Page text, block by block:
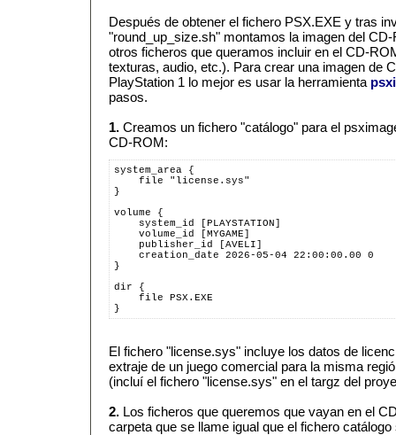
Después de obtener el fichero PSX.EXE y tras
"round_up_size.sh" montamos la imagen del
otros ficheros que queramos incluir en el CD-
texturas, audio, etc.). Para crear una imagen de
PlayStation 1 lo mejor es usar la herramienta
pasos.
1. Creamos un fichero "catálogo" para el
CD-ROM:
system_area {
    file "license.sys"
}
volume {
    system_id [PLAYSTATION]
    volume_id [MYGAME]
    publisher_id [AVELI]
    creation_date 2026-05-04 22:00:00.00 0
}
dir {
    file PSX.EXE
}
El fichero "license.sys" incluye los datos de
extraje de un juego comercial para la misma
(incluí el fichero "license.sys" en el targz del
2. Los ficheros que queremos que vayan en el
carpeta que se llame igual que el fichero